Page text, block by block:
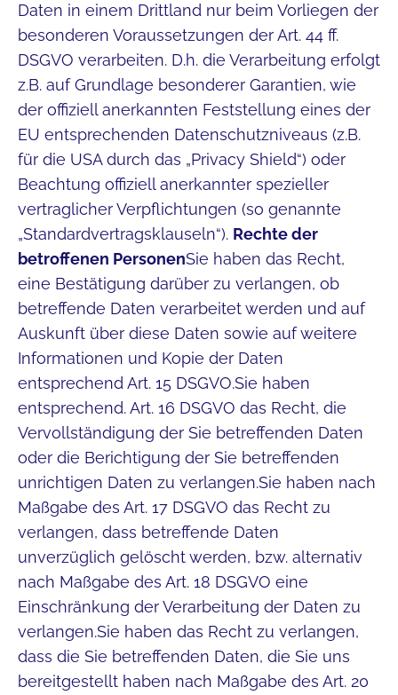
Daten in einem Drittland nur beim Vorliegen der
besonderen Voraussetzungen der Art. 44 ff.
DSGVO verarbeiten. D.h. die Verarbeitung erfolgt
z.B. auf Grundlage besonderer Garantien, wie
der offiziell anerkannten Feststellung eines der
EU entsprechenden Datenschutzniveaus (z.B.
für die USA durch das „Privacy Shield“) oder
Beachtung offiziell anerkannter spezieller
vertraglicher Verpflichtungen (so genannte
„Standardvertragsklauseln“). Rechte der
betroffenen PersonenSie haben das Recht,
eine Bestätigung darüber zu verlangen, ob
betreffende Daten verarbeitet werden und auf
Auskunft über diese Daten sowie auf weitere
Informationen und Kopie der Daten
entsprechend Art. 15 DSGVO.Sie haben
entsprechend. Art. 16 DSGVO das Recht, die
Vervollständigung der Sie betreffenden Daten
oder die Berichtigung der Sie betreffenden
unrichtigen Daten zu verlangen.Sie haben nach
Maßgabe des Art. 17 DSGVO das Recht zu
verlangen, dass betreffende Daten
unverzüglich gelöscht werden, bzw. alternativ
nach Maßgabe des Art. 18 DSGVO eine
Einschränkung der Verarbeitung der Daten zu
verlangen.Sie haben das Recht zu verlangen,
dass die Sie betreffenden Daten, die Sie uns
bereitgestellt haben nach Maßgabe des Art. 20